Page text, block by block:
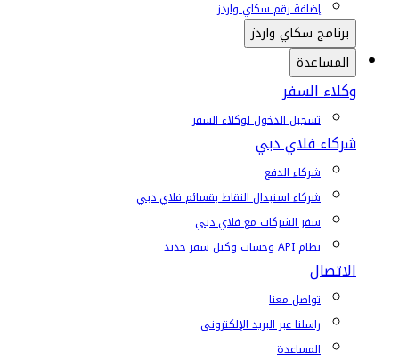
إضافة رقم سكاي واردز
برنامج سكاي واردز
المساعدة
وكلاء السفر
تسجيل الدخول لوكلاء السفر
شركاء فلاي دبي
شركاء الدفع
شركاء استبدال النقاط بقسائم فلاي دبي
سفر الشركات مع فلاي دبي
نظام API وحساب وكيل سفر جديد
الاتصال
تواصل معنا
راسلنا عبر البريد الإلكتروني
المساعدة